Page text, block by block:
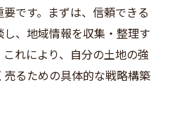
です。まずは、信頼できる
、地域情報を収集・整理す
れにより、自分の土地の強
るための具体的な戦略構築